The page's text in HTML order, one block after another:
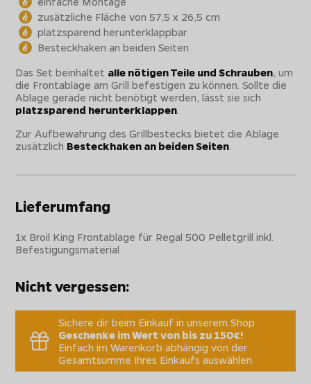
zusätzliche Fläche von 57,5 x 26,5 cm
platzsparend herunterklappbar
Besteckhaken an beiden Seiten
Das Set beinhaltet alle nötigen Teile und Schrauben, um
die Frontablage am Grill befestigen zu können. Sollte die
Ablage gerade nicht benötigt werden, lässt sie sich
platzsparend herunterklappen
Zur Aufbewahrung des Grillbestecks bietet die Ablage
zusätzlich Besteckhaken an beiden Seiten
Lieferumfang
1x Broil King Frontablage für Regal 500 Pelletgrill inkl.
Befestigungsmaterial
Nicht vergessen:
Sichere dir beim Einkauf in unserem Shop
Geschenke im Wert von bis zu 150€!
Einfach im Warenkorb abhängig von der
Gesamtsumme Ihres Einkaufs auswählen.